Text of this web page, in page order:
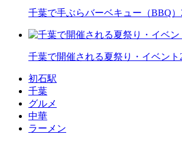
千葉で手ぶらバーベキュー（BBQ）
千葉で開催される夏祭り・イベント
初石駅
千葉
グルメ
中華
ラーメン